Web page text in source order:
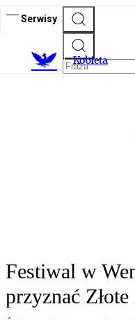
Serwisy
Kobieta
Festiwal w
przyznać